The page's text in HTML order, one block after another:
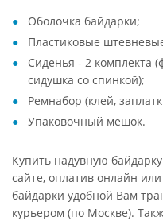
Оболочка байдарки;
Пластиковые
Сиденья - 2 комплекта
сидушка со спинкой);
Ремнабор (клей,
Упаковочный мешок.
Купить надувную
сайте, оплатив онлайн
байдарки удобной Вам
курьером (по Москве).